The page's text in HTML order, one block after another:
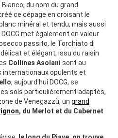
du nom du grand
ce cépage en croisant le
minéral et tendu, mais aussi
met également en valeur
passito, le Torchiato di
et élégant, issu du raisin
Collines Asolani sont au
internationaux opulents et
, aujourd'hui DOCG, se
sols particulièrement adaptés,
de Venegazzù, un grand
, du Merlot et du Cabernet